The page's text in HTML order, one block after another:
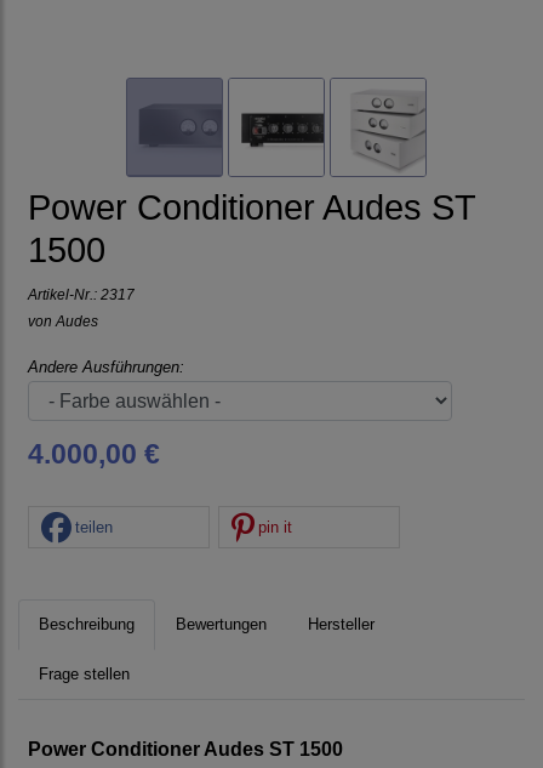
Power Conditioner Audes ST
1500
Artikel-Nr.: 2317
von Audes
Andere Ausführungen:
4.000,00 €
teilen pin it
Beschreibung Bewertungen Hersteller
Frage stellen
Power Conditioner Audes ST 1500